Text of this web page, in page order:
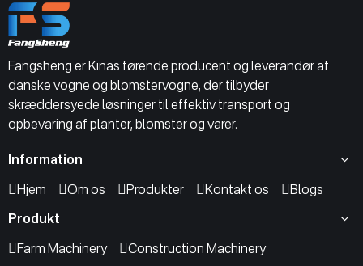
Fangsheng er Kinas førende producent og leverandør af
danske vogne og blomstervogne, der tilbyder
skræddersyede løsninger til effektiv transport og
opbevaring af planter, blomster og varer.
Information
Hjem
Om os Produkter Kontakt os
Blogs
Produkt
Farm Machinery
Construction Machinery